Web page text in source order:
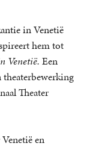
in Venetië
hem tot
Venetië. Een
theaterbewerking
Theater
en